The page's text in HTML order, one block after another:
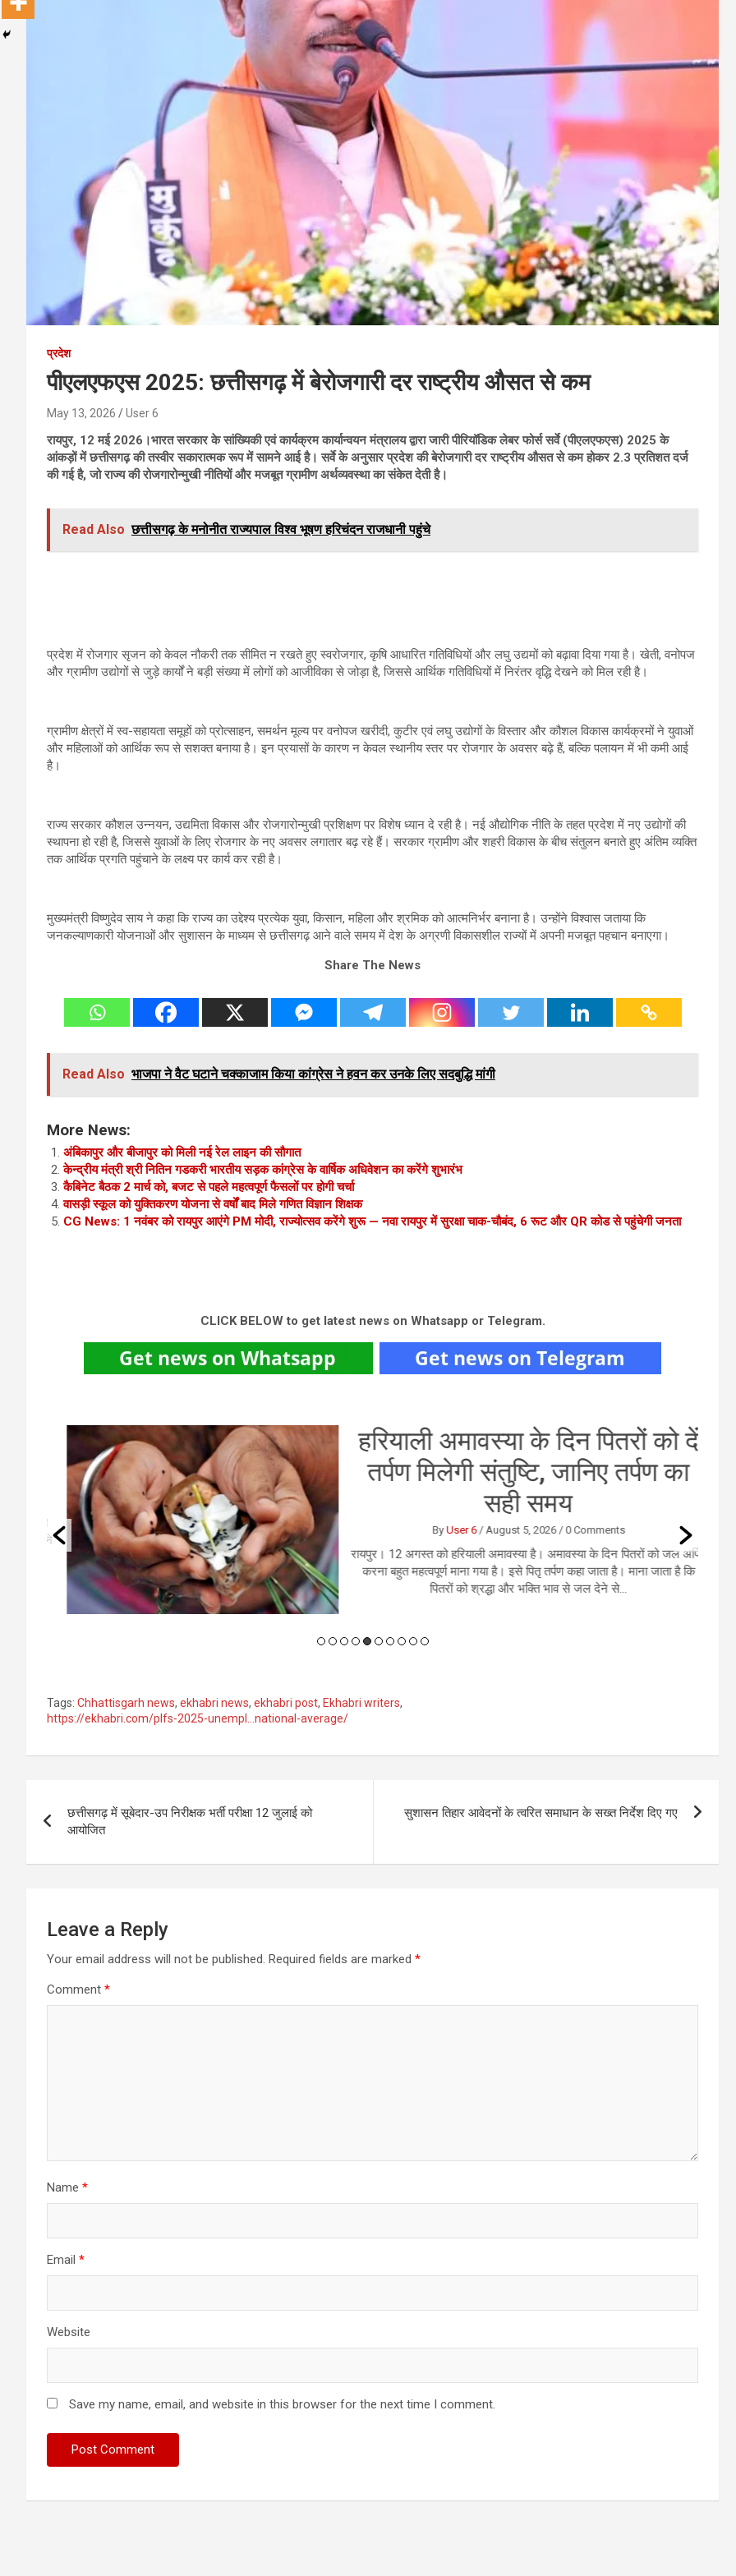
प्रदेश
पीएलएफएस 2025: छत्तीसगढ़ में बेरोजगारी दर राष्ट्रीय औसत से कम
May 13, 2026 User 6
रायपुर, 12 मई 2026।भारत सरकार के सांख्यिकी एवं कार्यक्रम कार्यान्वयन मंत्रालय द्वारा जारी पीरियॉडिक लेबर फोर्स सर्वे (पीएलएफएस) 2025 के
आंकड़ों में छत्तीसगढ़ की तस्वीर सकारात्मक रूप में सामने आई है। सर्वे के अनुसार प्रदेश की बेरोजगारी दर राष्ट्रीय औसत से कम होकर 2.3 प्रतिशत दर्ज
की गई है, जो राज्य की रोजगारोन्मुखी नीतियों और मजबूत ग्रामीण अर्थव्यवस्था का संकेत देती है।
Read Also छत्तीसगढ़ के मनोनीत राज्यपाल विश्व भूषण हरिचंदन राजधानी पहुंचे
प्रदेश में रोजगार सृजन को केवल नौकरी तक सीमित न रखते हुए स्वरोजगार, कृषि आधारित गतिविधियों और लघु उद्यमों को बढ़ावा दिया गया है। खेती, वनोपज
और ग्रामीण उद्योगों से जुड़े कार्यों ने बड़ी संख्या में लोगों को आजीविका से जोड़ा है, जिससे आर्थिक गतिविधियों में निरंतर वृद्धि देखने को मिल रही है।
ग्रामीण क्षेत्रों में स्व-सहायता समूहों को प्रोत्साहन, समर्थन मूल्य पर वनोपज खरीदी, कुटीर एवं लघु उद्योगों के विस्तार और कौशल विकास कार्यक्रमों ने युवाओं
और महिलाओं को आर्थिक रूप से सशक्त बनाया है। इन प्रयासों के कारण न केवल स्थानीय स्तर पर रोजगार के अवसर बढ़े हैं, बल्कि पलायन में भी कमी आई
है।
राज्य सरकार कौशल उन्नयन, उद्यमिता विकास और रोजगारोन्मुखी प्रशिक्षण पर विशेष ध्यान दे रही है। नई औद्योगिक नीति के तहत प्रदेश में नए उद्योगों की
स्थापना हो रही है, जिससे युवाओं के लिए रोजगार के नए अवसर लगातार बढ़ रहे हैं। सरकार ग्रामीण और शहरी विकास के बीच संतुलन बनाते हुए अंतिम व्यक्ति
तक आर्थिक प्रगति पहुंचाने के लक्ष्य पर कार्य कर रही है।
मुख्यमंत्री विष्णुदेव साय ने कहा कि राज्य का उद्देश्य प्रत्येक युवा, किसान, महिला और श्रमिक को आत्मनिर्भर बनाना है। उन्होंने विश्वास जताया कि
जनकल्याणकारी योजनाओं और सुशासन के माध्यम से छत्तीसगढ़ आने वाले समय में देश के अग्रणी विकासशील राज्यों में अपनी मजबूत पहचान बनाएगा।
Share The News
Read Also भाजपा ने वैट घटाने चक्काजाम किया कांग्रेस ने हवन कर उनके लिए सदबुद्धि मांगी
More News:
अंबिकापुर और बीजापुर को मिली नई रेल लाइन की सौगात
केन्द्रीय मंत्री श्री नितिन गडकरी भारतीय सड़क कांग्रेस के वार्षिक अधिवेशन का करेंगे शुभारंभ
कैबिनेट बैठक 2 मार्च को, बजट से पहले महत्वपूर्ण फैसलों पर होगी चर्चा
वासड़ी स्कूल को युक्तिकरण योजना से वर्षों बाद मिले गणित विज्ञान शिक्षक
CG News: 1 नवंबर को रायपुर आएंगे PM मोदी, राज्योत्सव करेंगे शुरू — नवा रायपुर में सुरक्षा चाक-चौबंद, 6 रूट और QR कोड से पहुंचेगी जनता
CLICK BELOW to get latest news on Whatsapp or Telegram.
हरियाली अमावस्या के दिन पितरों को दें
तर्पण मिलेगी संतुष्टि, जानिए तर्पण का
सही समय
User 6/August 5, 2026/0 Comments
रायपुर। 12 अगस्‍त को हरियाली अमावस्‍या है। अमावस्‍या के दिन पितरों को जल अर्पित
करना बहुत महत्वपूर्ण माना गया है। इसे पितृ तर्पण कहा जाता है। माना जाता है कि
पितरों को श्रद्धा और भक्ति भाव से जल देने से...
Tags: Chhattisgarh news, ekhabri news, ekhabri post, Ekhabri writers,
https://ekhabri.com/plfs-2025-unempl…national-average/
navigation
छत्तीसगढ़ में सूबेदार-उप निरीक्षक भर्ती परीक्षा 12 जुलाई को
आयोजित
सुशासन तिहार आवेदनों के त्वरित समाधान के सख्त निर्देश दिए गए
Leave a Reply
Your email address will not be published. Required fields are marked *
Comment *
Name *
Email *
Website
Save my name, email, and website in this browser for the next time I comment.